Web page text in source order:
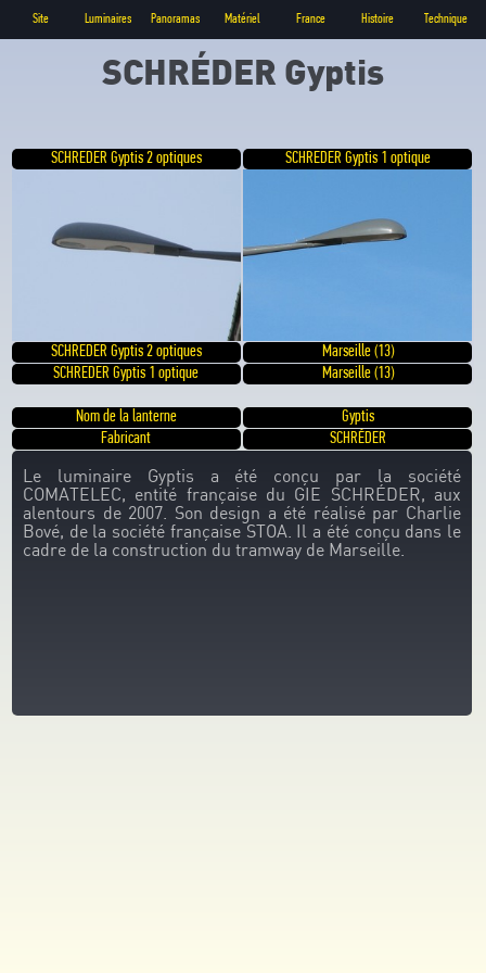
Site Luminaires Panoramas Matériel France Histoire Technique
SCHRÉDER Gyptis
SCHREDER Gyptis 2 optiques SCHREDER Gyptis 1 optique
SCHREDER Gyptis 2 optiques
Marseille (13)
SCHREDER Gyptis 1 optique
Marseille (13)
Nom de la lanterne
Gyptis
Fabricant
SCHRÉDER
Le luminaire Gyptis a été conçu par la société
COMATELEC, entité française du GIE SCHRÉDER, aux
alentours de 2007. Son design a été réalisé par Charlie
Bové, de la société française STOA. Il a été conçu dans le
cadre de la construction du tramway de Marseille.